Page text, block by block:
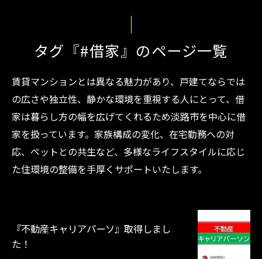
タグ『#借家』のページ一覧
賃貸マンションとは異なる魅力があり、戸建てならでは
の広さや独立性、静かな環境を重視する人にとって、借
家は暮らし方の幅を広げてくれるため淡路市を中心に借
家を扱っています。家族構成の変化、在宅勤務への対
応、ペットとの共生など、多様なライフスタイルに応じ
た住環境の整備を手厚くサポートいたします。
『不動産キャリアパーソ』取得しまし
た！